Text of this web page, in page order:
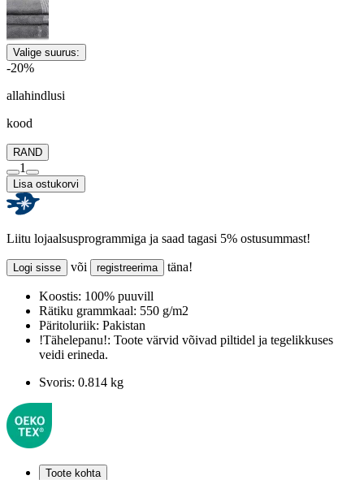
Valige suurus:
-20%
allahindlusi
kood
RAND
1
Lisa ostukorvi
Liitu lojaalsusprogrammiga ja saad tagasi 5% ostusummast!
Logi sisse või registreerima täna!
Koostis: 100% puuvill
Rätiku grammkaal: 550 g/m2
Päritoluriik: Pakistan
!Tähelepanu!: Toote värvid võivad piltidel ja tegelikkuses
veidi erineda.
Svoris: 0.814 kg
Toote kohta